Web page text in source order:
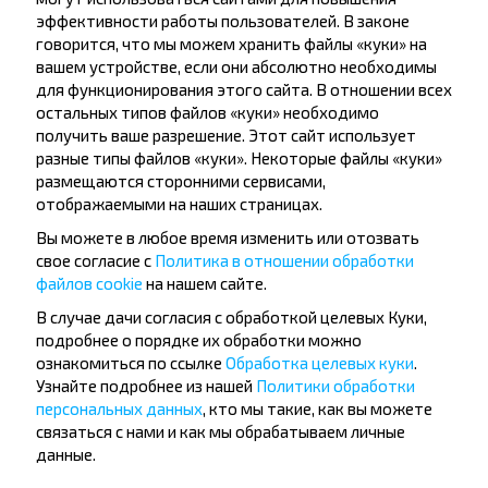
Подпишись на получение новостей и
путешествуй с нами дешевле!
Подписаться
Вопрос - Ответ
Как забронировать билеты на
автобус Городея-Тимковичи,
Копыльский р-н МИНСКАЯ ОБЛ.?
эффективности работы пользователей. В законе
говорится, что мы можем хранить файлы «куки» на
вашем устройстве, если они абсолютно необходимы
для функционирования этого сайта. В отношении всех
остальных типов файлов «куки» необходимо
получить ваше разрешение. Этот сайт использует
разные типы файлов «куки». Некоторые файлы «куки»
размещаются сторонними сервисами,
отображаемыми на наших страницах.
Вы можете в любое время изменить или отозвать
свое согласие с Политика в отношении обработки
файлов cookie на нашем сайте.
В случае дачи согласия с обработкой целевых Куки,
подробнее о порядке их обработки можно
ознакомиться по ссылке Обработка целевых куки
Узнайте подробнее из нашей Политики обработки
персональных данных , кто мы такие, как вы можете
связаться с нами и как мы обрабатываем личные
данные.